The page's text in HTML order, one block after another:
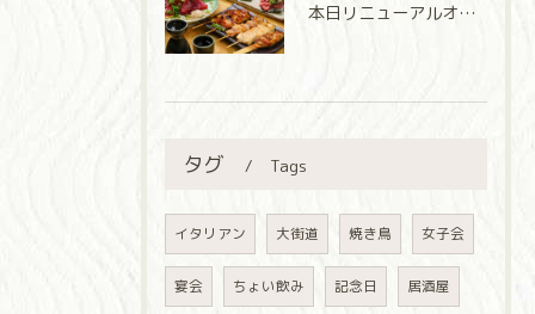
本日リニューアルオープン‼️
タグ Tags
イタリアン 大街道 焼き鳥 女子会
宴会 ちょい飲み 記念日 居酒屋